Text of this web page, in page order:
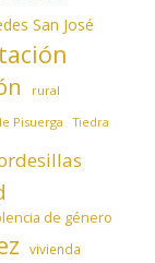
San José
rural
Pisuerga Tiedra
de género
vivienda